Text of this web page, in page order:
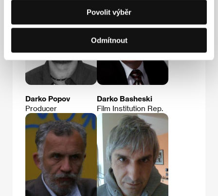
Povolit výběr
Odmítnout
Darko Popov
Producer
Darko Basheski
Film Institution Rep.